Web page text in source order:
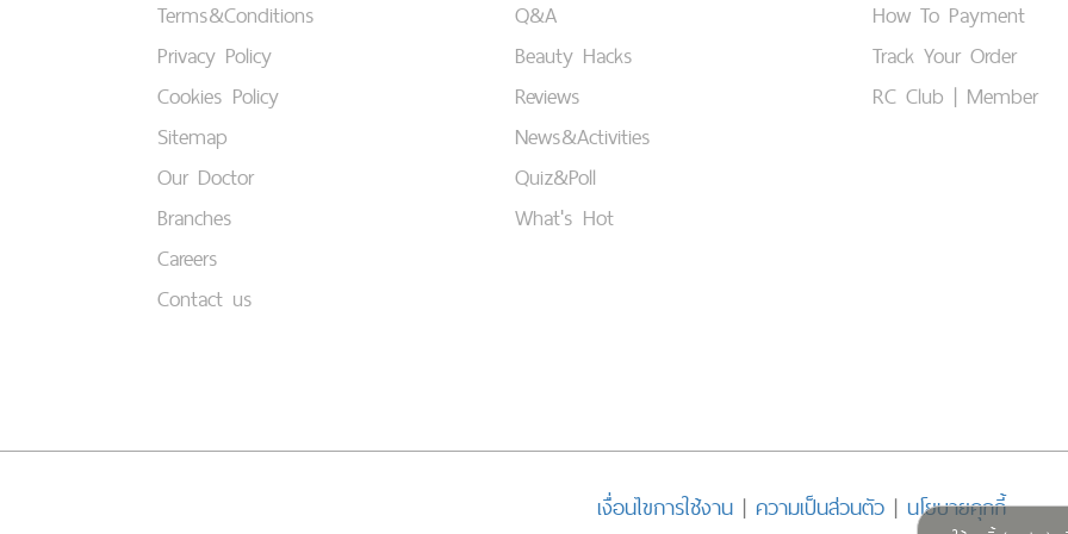
Terms&Conditions
Privacy Policy
Cookies Policy
Sitemap
Our Doctor
Branches
Careers
Contact us
Q&A
Beauty Hacks
Reviews
News&Activities
Quiz&Poll
What's Hot
How To Payment
Track Your Order
RC Club | Member
เงื่อนไขการใช้งาน| ความเป็นส่วนตัว| นโยบายคุกกี้